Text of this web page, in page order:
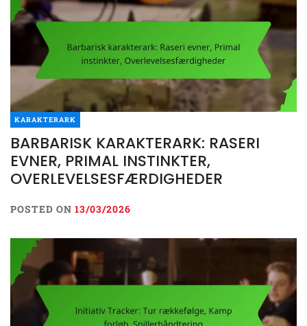
KARAKTERARK
BARBARISK KARAKTERARK: RASERI
EVNER, PRIMAL INSTINKTER,
OVERLEVELSESFÆRDIGHEDER
POSTED ON 13/03/2026